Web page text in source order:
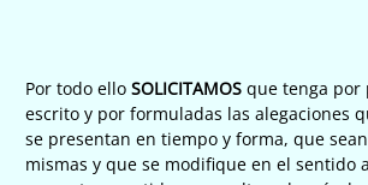
Por todo ello SOLICITAMOS que tenga por
escrito y por formuladas las alegaciones
se presentan en tiempo y forma, que
mismas y que se modifique en el sentido